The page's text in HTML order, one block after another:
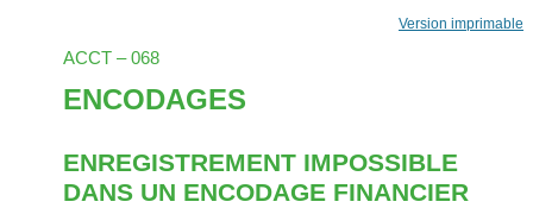
Version imprimable
ACCT – 068
ENCODAGES
ENREGISTREMENT IMPOSSIBLE
DANS UN ENCODAGE FINANCIER